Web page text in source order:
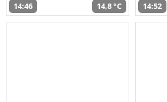
14:46 14,8 °C 14:52